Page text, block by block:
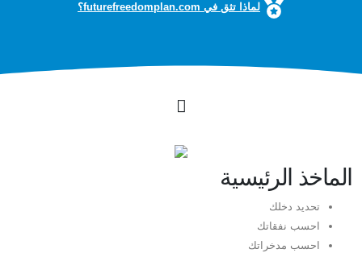
لماذا تثق في futurefreedomplan.com؟
الماخذ الرئيسية
تحديد دخلك
احسب نفقاتك
احسب مدخراتك